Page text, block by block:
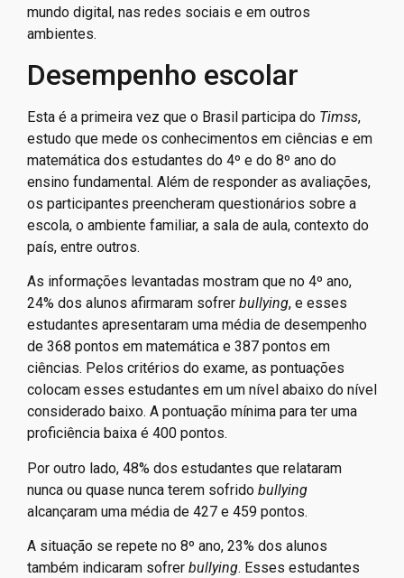
mundo digital, nas redes sociais e em outros
ambientes.
Desempenho escolar
Esta é a primeira vez que o Brasil participa do Timss,
estudo que mede os conhecimentos em ciências e em
matemática dos estudantes do 4º e do 8º ano do
ensino fundamental. Além de responder as avaliações,
os participantes preencheram questionários sobre a
escola, o ambiente familiar, a sala de aula, contexto do
país, entre outros.
As informações levantadas mostram que no 4º ano,
24% dos alunos afirmaram sofrer bullying, e esses
estudantes apresentaram uma média de desempenho
de 368 pontos em matemática e 387 pontos em
ciências. Pelos critérios do exame, as pontuações
colocam esses estudantes em um nível abaixo do nível
considerado baixo. A pontuação mínima para ter uma
proficiência baixa é 400 pontos.
Por outro lado, 48% dos estudantes que relataram
nunca ou quase nunca terem sofrido bullying
alcançaram uma média de 427 e 459 pontos.
A situação se repete no 8º ano, 23% dos alunos
também indicaram sofrer bullying. Esses estudantes